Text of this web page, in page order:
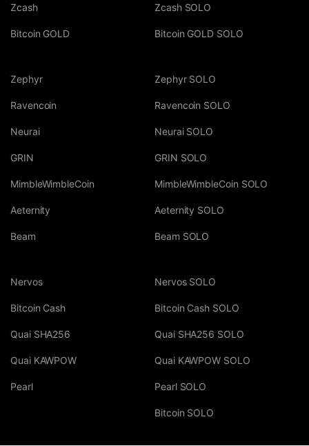
Zcash
Bitcoin GOLD
Zcash SOLO
Bitcoin GOLD SOLO
Zephyr
Ravencoin
Neurai
GRIN
MimbleWimbleCoin
Aeternity
Beam
Zephyr SOLO
Ravencoin SOLO
Neurai SOLO
GRIN SOLO
MimbleWimbleCoin SOLO
Aeternity SOLO
Beam SOLO
Nervos
Bitcoin Cash
Quai SHA256
Quai KAWPOW
Pearl
Nervos SOLO
Bitcoin Cash SOLO
Quai SHA256 SOLO
Quai KAWPOW SOLO
Pearl SOLO
Bitcoin SOLO